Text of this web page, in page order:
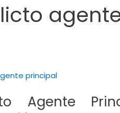
Agente